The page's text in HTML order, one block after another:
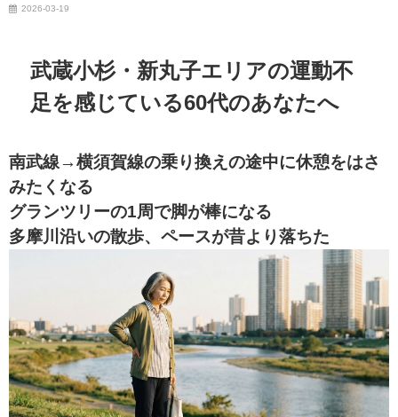
2026-03-19
武蔵小杉・新丸子エリアの運動不
足を感じている60代のあなたへ
南武線→横須賀線の乗り換えの途中に休憩をはさ
みたくなる
グランツリーの1周で脚が棒になる
多摩川沿いの散歩、ペースが昔より落ちた